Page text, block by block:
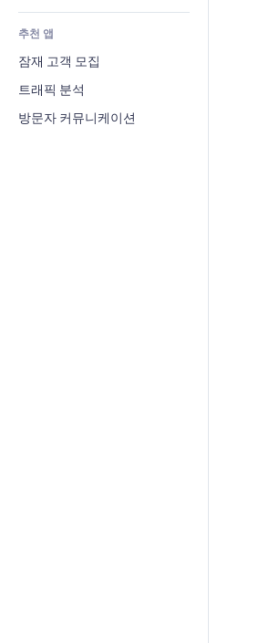
검색
일기예보
차트 및 표
평가와 후기
CRM
추천 앱
잠재 고객 모집
트래픽 분석
방문자 커뮤니케이션